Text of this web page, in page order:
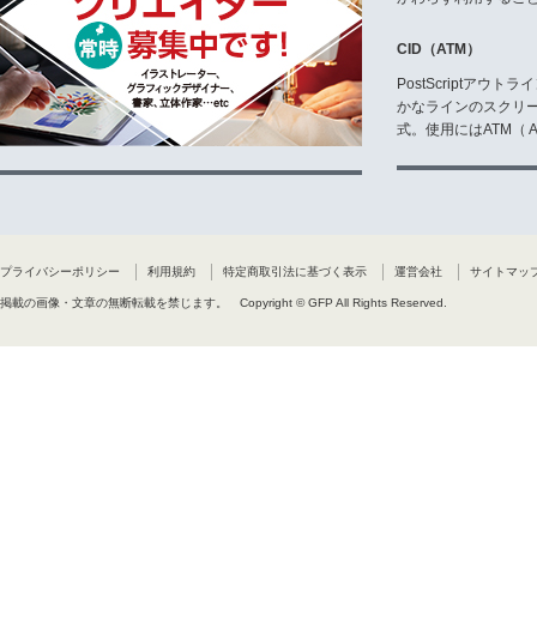
CID（ATM）
PostScriptアウトラ
かなラインのスクリ
式。使用にはATM（
プライバシーポリシー 利用規約 特定商取引法に基づく表示 運営会社 サイトマッ
掲載の画像・文章の無断転載を禁じます。 Copyright © GFP All Rights Reserved.